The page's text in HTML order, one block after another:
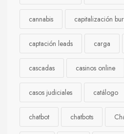
cannabis capitalización
captación leads carga
cascadas casinos online
casos judiciales catálogo
chatbot chatbots